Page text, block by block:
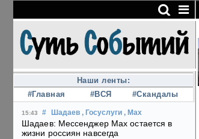
Наши ленты:
#Главная
#ВСЯ #Скандалы
15:43 # Шадаев , Госуслуги , Max
Шадаев: Мессенджер Max остается в
жизни россиян навсегда